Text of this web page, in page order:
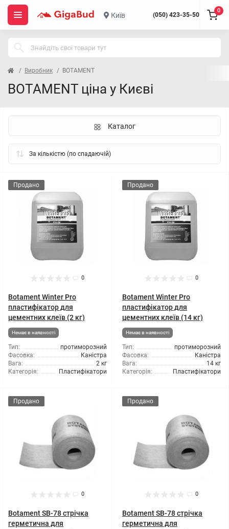
Київ (050) 423-35-50
0
Виробник BOTAMENT
BOTAMENT ціна у Києві
Каталог
Продано
0
Botament Winter Pro
пластифікатор для
цементних клеїв (2 кг)
Немає в наявності
Тип:
протиморозний
Фасовка:
Каністра
Вага:
2 кг
Категорія:
Пластифікатори
Продано
0
Botament Winter Pro
пластифікатор для
цементних клеїв (14 кг)
Немає в наявності
Тип:
протиморозний
Фасовка:
Каністра
Вага:
14 кг
Категорія:
Пластифікатори
Продано
0
Botament SB-78 стрічка
герметична для
Продано
0
Botament SB-78 стрічка
герметична для